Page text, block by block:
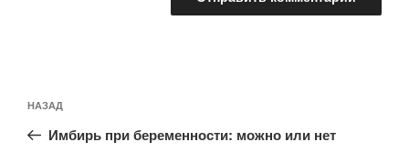
по
записям
Предыдущая
запись:
НАЗАД
Имбирь при беременности: можно или нет